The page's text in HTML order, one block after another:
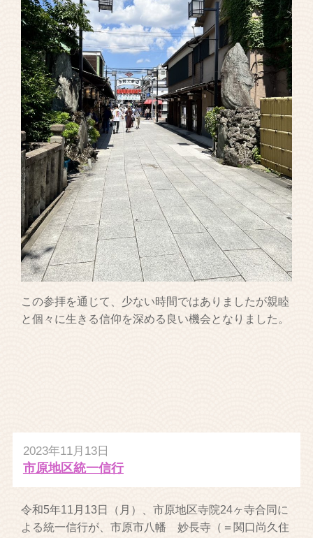
この参拝を通じて、少ない時間ではありましたが親睦
と個々に生きる信仰を深める良い機会となりました。
2023年11月13日
市原地区統一信行
令和5年11月13日（月）、市原地区寺院24ヶ寺合同に
よる統一信行が、市原市八幡 妙長寺（＝関口尚久住